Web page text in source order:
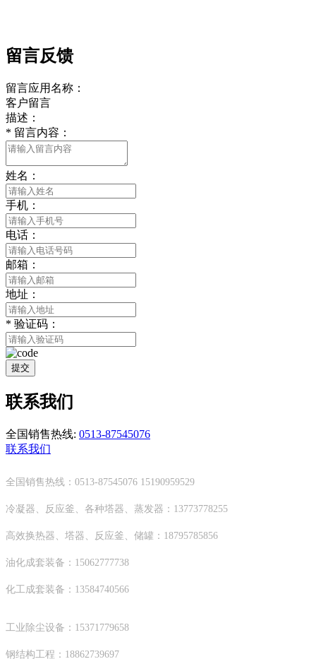
留言反馈
留言应用名称：
客户留言
描述：
* 留言内容：
姓名：
手机：
电话：
邮箱：
地址：
* 验证码：
提交
联系我们
全国销售热线: 0513-87545076
联系我们
全国销售热线：0513-87545076 15190959529
冷凝器、反应釜、各种塔器、蒸发器：13773778255
高效换热器、塔器、反应釜、储罐：18795785856
油化成套装备：15062777738
化工成套装备：13584740566
工业除尘设备：15371779658
钢结构工程：18862739697